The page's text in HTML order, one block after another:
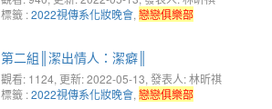
標籤 :2022視傳系化妝晚會, 戀戀俱樂部
第二組║潔出情人：潔癖║
觀看: 1124, 更新: 2022-05-13, 發表人: 林昕祺
標籤 :2022視傳系化妝晚會, 戀戀俱樂部